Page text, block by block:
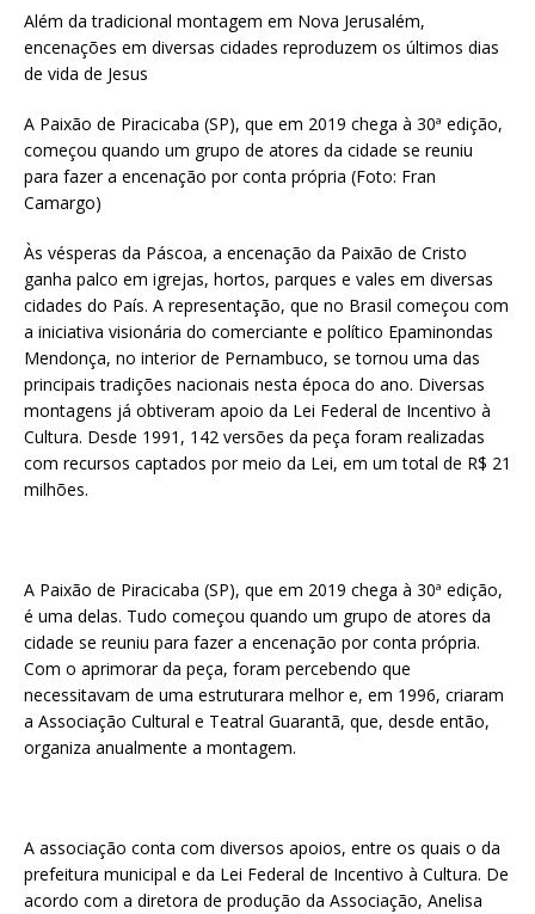
Além da tradicional montagem em Nova Jerusalém,
encenações em diversas cidades reproduzem os últimos dias
de vida de Jesus
A Paixão de Piracicaba (SP), que em 2019 chega à 30ª edição,
começou quando um grupo de atores da cidade se reuniu
para fazer a encenação por conta própria (Foto: Fran
Camargo)
Às vésperas da Páscoa, a encenação da Paixão de Cristo
ganha palco em igrejas, hortos, parques e vales em diversas
cidades do País. A representação, que no Brasil começou com
a iniciativa visionária do comerciante e político Epaminondas
Mendonça, no interior de Pernambuco, se tornou uma das
principais tradições nacionais nesta época do ano. Diversas
montagens já obtiveram apoio da Lei Federal de Incentivo à
Cultura. Desde 1991, 142 versões da peça foram realizadas
com recursos captados por meio da Lei, em um total de R$ 21
milhões.
A Paixão de Piracicaba (SP), que em 2019 chega à 30ª edição,
é uma delas. Tudo começou quando um grupo de atores da
cidade se reuniu para fazer a encenação por conta própria.
Com o aprimorar da peça, foram percebendo que
necessitavam de uma estruturara melhor e, em 1996, criaram
a Associação Cultural e Teatral Guarantã, que, desde então,
organiza anualmente a montagem.
A associação conta com diversos apoios, entre os quais o da
prefeitura municipal e da Lei Federal de Incentivo à Cultura. De
acordo com a diretora de produção da Associação, Anelisa